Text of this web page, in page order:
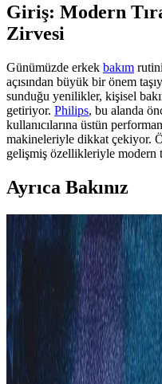
Giriş: Modern
Zirvesi
Günümüzde erkek bakım
açısından büyük bir önem
sunduğu yenilikler, kişisel
getiriyor. Philips, bu alanda
kullanıcılarına üstün
makineleriyle dikkat çekiyor.
gelişmiş özellikleriyle modern
Ayrıca Bakınız
2025'te Sakal ve
MediaMarkt'ta
2025’in en iyi sakal ve tıraş
Kampanyaları kaçırmayın,
2025'te Philips Tıraş
Tahrişsiz Bakımın 5
2025'in en yenilikçi Philips